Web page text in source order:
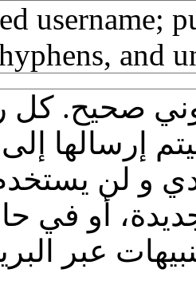
username;
and
صحيح. كل
إرسالها إلى
و لن
أو في